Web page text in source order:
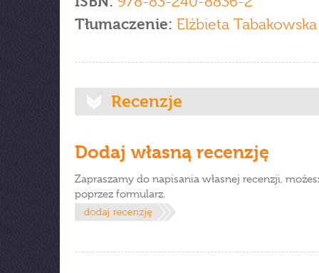
Tłumaczenie: Elżbieta Tabakowska
Recenzje
Dodaj własną recenzję
Zapraszamy do napisania własnej recenzji,
poprzez formularz.